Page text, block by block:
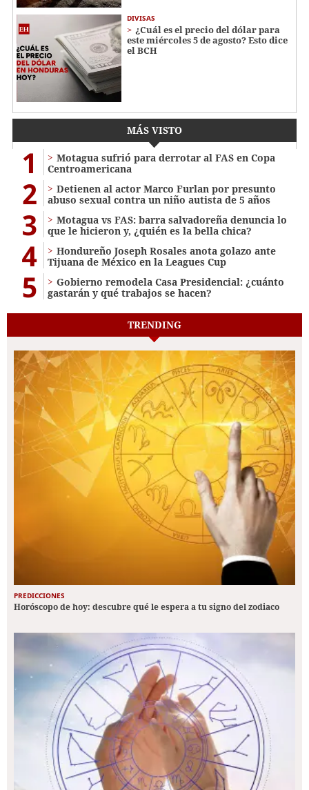
DIVISAS
¿Cuál es el precio del dólar para
este miércoles 5 de agosto? Esto dice
el BCH
MÁS VISTO
1
Motagua sufrió para derrotar al FAS en Copa
Centroamericana
2
Detienen al actor Marco Furlan por presunto
abuso sexual contra un niño autista de 5 años
3
Motagua vs FAS: barra salvadoreña denuncia lo
que le hicieron y, ¿quién es la bella chica?
4
Hondureño Joseph Rosales anota golazo ante
Tijuana de México en la Leagues Cup
5
Gobierno remodela Casa Presidencial: ¿cuánto
gastarán y qué trabajos se hacen?
TRENDING
PREDICCIONES
Horóscopo de hoy: descubre qué le espera a tu signo del zodiaco